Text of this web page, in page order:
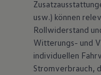
usw.) können
Rollwiderstand
Witterungs- und
individuellen
Stromverbrauch,